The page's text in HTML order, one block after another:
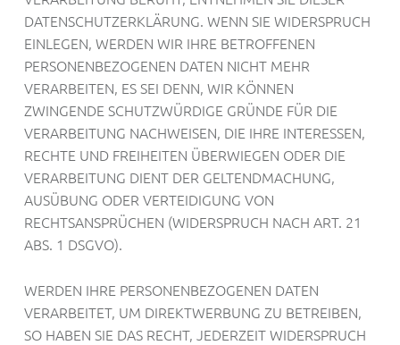
DATENSCHUTZERKLÄRUNG. WENN SIE WIDERSPRUCH
EINLEGEN, WERDEN WIR IHRE BETROFFENEN
PERSONENBEZOGENEN DATEN NICHT MEHR
VERARBEITEN, ES SEI DENN, WIR KÖNNEN
ZWINGENDE SCHUTZWÜRDIGE GRÜNDE FÜR DIE
VERARBEITUNG NACHWEISEN, DIE IHRE INTERESSEN,
RECHTE UND FREIHEITEN ÜBERWIEGEN ODER DIE
VERARBEITUNG DIENT DER GELTENDMACHUNG,
AUSÜBUNG ODER VERTEIDIGUNG VON
RECHTSANSPRÜCHEN (WIDERSPRUCH NACH ART. 21
ABS. 1 DSGVO).
WERDEN IHRE PERSONENBEZOGENEN DATEN
VERARBEITET, UM DIREKTWERBUNG ZU BETREIBEN,
SO HABEN SIE DAS RECHT, JEDERZEIT WIDERSPRUCH